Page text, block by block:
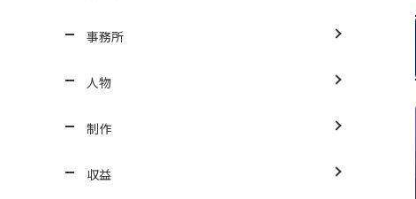
事務所
人物
制作
収益